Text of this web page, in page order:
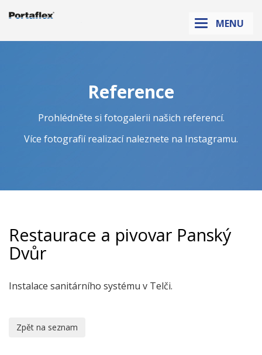
Sanikab.cz
MENU
Reference
Prohlédněte si fotogalerii našich referencí.
Více fotografií realizací naleznete na Instagramu.
Restaurace a pivovar Panský
Dvůr
Instalace sanitárního systému v Telči.